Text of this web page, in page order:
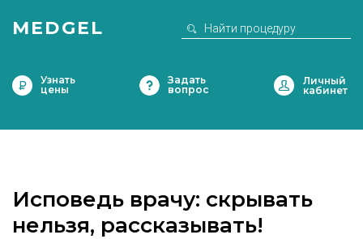
MEDGEL
Узнать
цены
Задать
вопрос
Исповедь врачу: скрывать
нельзя, рассказывать!